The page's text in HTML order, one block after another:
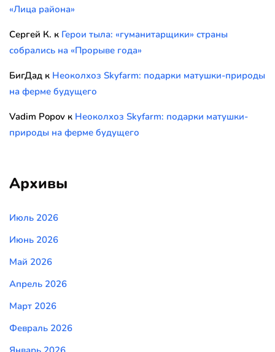
«Лица района»
Сергей К. к Герои тыла: «гуманитарщики» страны
собрались на «Прорыве года»
БигДад к Неоколхоз Skyfarm: подарки матушки-природы
на ферме будущего
Vadim Popov к Неоколхоз Skyfarm: подарки матушки-
природы на ферме будущего
Архивы
Июль 2026
Июнь 2026
Май 2026
Апрель 2026
Март 2026
Февраль 2026